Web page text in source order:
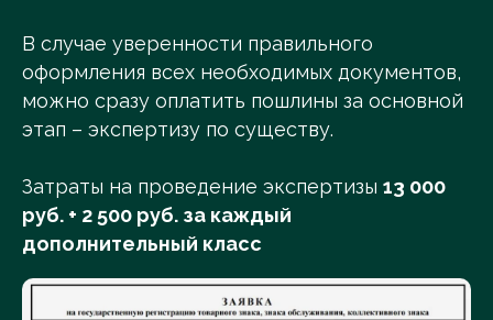
В случае уверенности правильного
оформления всех необходимых документов,
можно сразу оплатить пошлины за основной
этап – экспертизу по существу.
Затраты на проведение экспертизы 13 000
руб. + 2 500 руб. за каждый
дополнительный класс